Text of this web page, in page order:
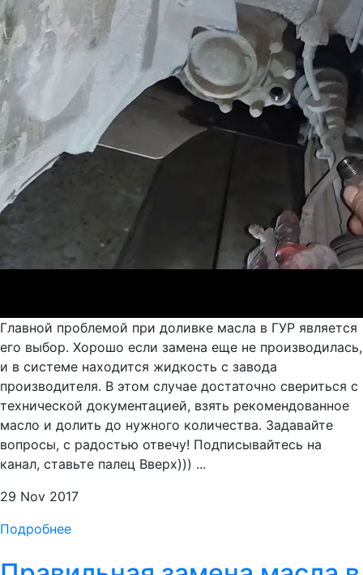
Главной проблемой при доливке масла в ГУР является
его выбор. Хорошо если замена еще не производилась,
и в системе находится жидкость с завода
производителя. В этом случае достаточно свериться с
технической документацией, взять рекомендованное
масло и долить до нужного количества. Задавайте
вопросы, с радостью отвечу! Подписывайтесь на
канал, ставьте палец Вверх))) ...
29 Nov 2017
Подробнее